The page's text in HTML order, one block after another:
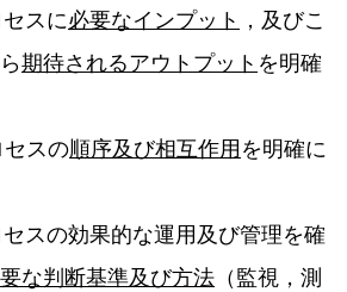
スに必要なインプット ，及びこ
期待されるアウトプット を明確
スの順序及び相互作用 を明確に
スの効果的な運用及び管理を確
な判断基準及び方法 （監視，測